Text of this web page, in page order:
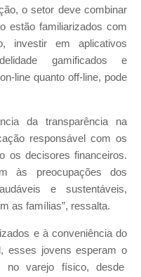
o setor deve combinar
estão familiarizados com
investir em aplicativos
gamificados e
line quanto off-line, pode
da transparência na
responsável com os
os decisores financeiros.
às preocupações dos
e sustentáveis,
as famílias”, ressalta.
e à conveniência do
esses jovens esperam o
no varejo físico, desde